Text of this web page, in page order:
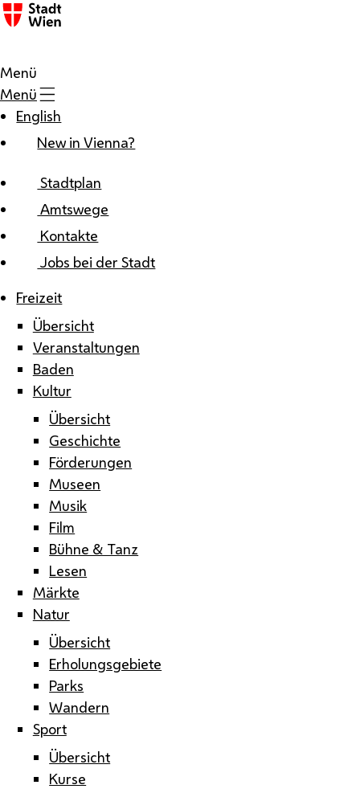
Zum Inhalt
Menü
Menü
English
New in Vienna?
Stadtplan
Amtswege
Kontakte
Jobs bei der Stadt
Freizeit
Übersicht
Veranstaltungen
Baden
Kultur
Übersicht
Geschichte
Förderungen
Museen
Musik
Film
Bühne & Tanz
Lesen
Märkte
Natur
Übersicht
Erholungsgebiete
Parks
Wandern
Sport
Übersicht
Kurse